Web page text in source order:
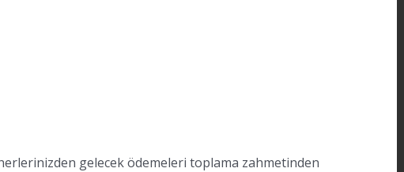
gelecek ödemeleri toplama zahmetinden